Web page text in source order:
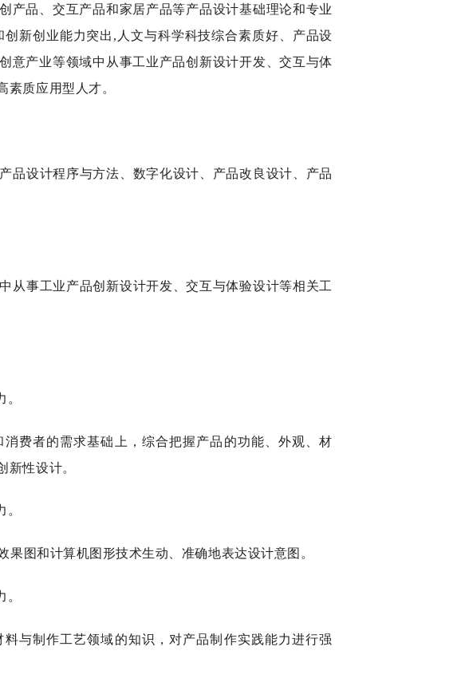
产品、交互产品和家居产品等产品设计基础理论和专业
新创业能力突出,人文与科学科技综合素质好、产品设
意产业等领域中从事工业产品创新设计开发、交互与体
素质应用型人才。
品设计程序与方法、数字化设计、产品改良设计、产品
从事工业产品创新设计开发、交互与体验设计等相关工
费者的需求基础上，综合把握产品的功能、外观、材
新性设计。
图和计算机图形技术生动、准确地表达设计意图。
与制作工艺领域的知识，对产品制作实践能力进行强